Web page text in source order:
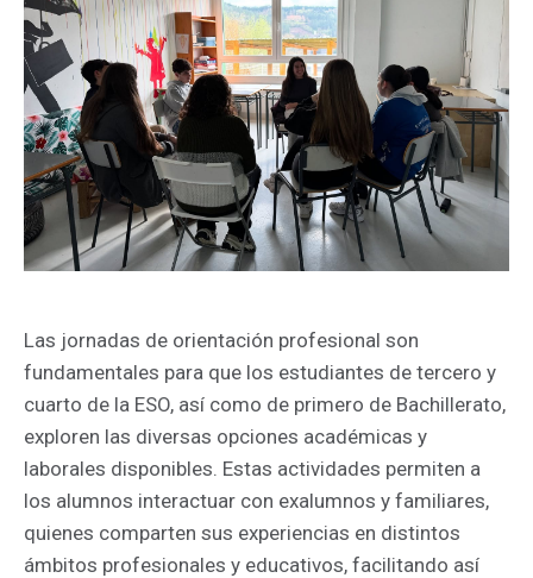
Las jornadas de orientación profesional son
fundamentales para que los estudiantes de tercero y
cuarto de la ESO, así como de primero de Bachillerato,
exploren las diversas opciones académicas y
laborales disponibles. Estas actividades permiten a
los alumnos interactuar con exalumnos y familiares,
quienes comparten sus experiencias en distintos
ámbitos profesionales y educativos, facilitando así